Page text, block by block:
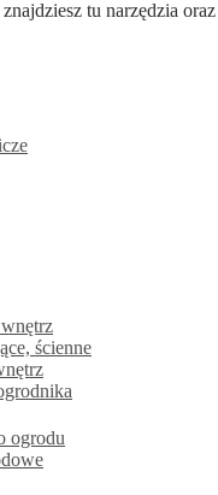
tu narzędzia oraz
ścienne
ogrodu